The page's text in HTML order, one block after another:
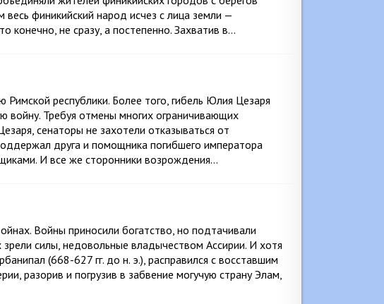
финикийский народ исчез с лица земли —
конечно, не сразу, а постепенно. Захватив в…
республики. Более того, гибель Юлия Цезаря
войну. Требуя отмены многих ограничивающих
сенаторы не захотели отказываться от
друга и помощника погибшего императора
И все же сторонники возрождения…
Войны приносили богатство, но подтачивали
силы, недовольные владычеством Ассирии. И хотя
(668-627 гг. до н. э.), расправился с восставшим
разорив и погрузив в забвение могучую страну Элам,